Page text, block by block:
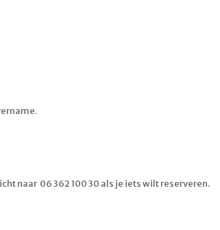
naar 06 362 100 30 als je iets wilt reserveren.